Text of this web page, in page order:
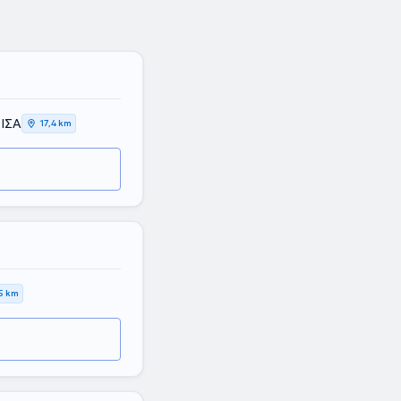
17,4 km
km